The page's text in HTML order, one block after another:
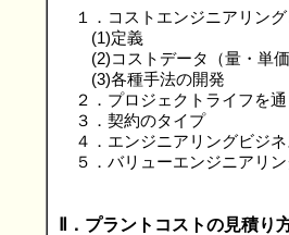
１．コストエンジニアリング
(1)定義
(2)コストデータ（量・単価
(3)各種手法の開発
２．プロジェクトライフを
３．契約のタイプ
４．エンジニアリングビジネ
５．バリューエンジニアリ
Ⅱ．プラントコストの見積り